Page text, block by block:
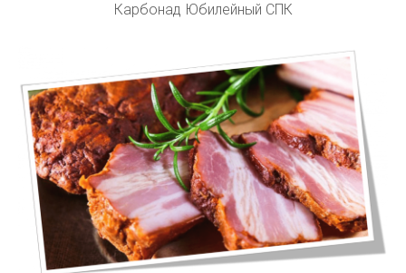
Карбонад Юбилейный СПК